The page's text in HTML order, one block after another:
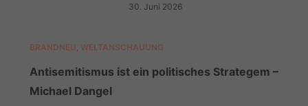
30. Juni 2026
BRANDNEU WELTANSCHAUUNG
Antisemitismus ist ein politisches Strategem –
Michael Dangel